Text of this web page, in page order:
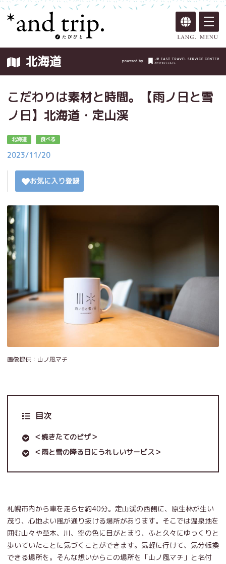
北海道
こだわりは素材と時間。【雨ノ日と雪
ノ日】北海道・定山渓
北海道 食べる
2023/11/20
お気に入り登録
画像提供：山ノ風マチ
目次
＜焼きたてのピザ＞
＜雨と雪の降る日にうれしいサービス＞
札幌市内から車を走らせ約40分。定山渓の西側に、原生林が生い
茂り、心地よい風が通り抜ける場所があります。そこでは温泉地を
囲む山々や草木、川、空の色に目がとまり、ふと久々にゆっくりと
歩いていたことに気づくことができます。気軽に行けて、気分転換
できる場所を。そんな想いからこの場所を「山ノ風マチ」と名付